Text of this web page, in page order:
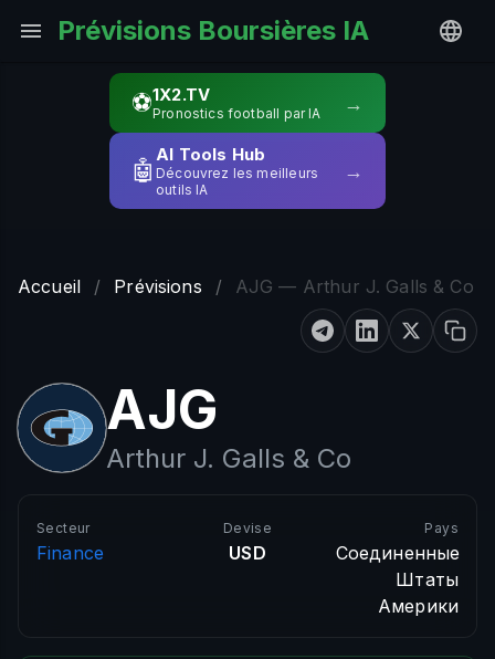
Prévisions Boursières IA
⚽1X2.TV
Pronostics football par IA →
🤖
AI Tools Hub
Découvrez les meilleurs
outils IA
→
Accueil / Prévisions / AJG — Arthur J. Galls & Co
AJG
Arthur J. Galls & Co
Secteur
Finance
Devise
USD
Pays
Соединенные
Штаты
Америки